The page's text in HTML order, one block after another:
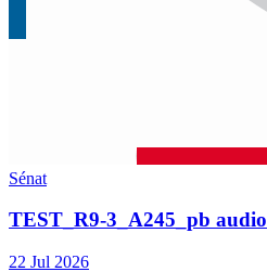
Sénat
TEST_R9-3_A245_pb audio
22 Jul 2026